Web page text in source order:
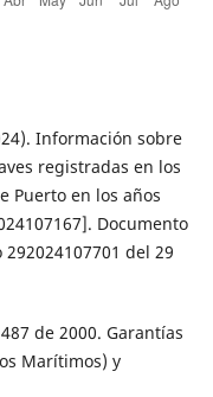
Información sobre
registradas en los
Puerto en los años
Documento
del 29
de 2000. Garantías
Marítimos) y